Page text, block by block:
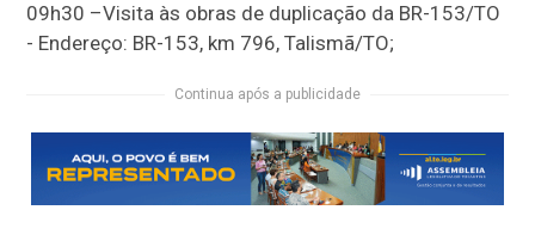
09h30 –Visita às obras de duplicação da BR-153/TO
- Endereço: BR-153, km 796, Talismã/TO;
Continua após a publicidade